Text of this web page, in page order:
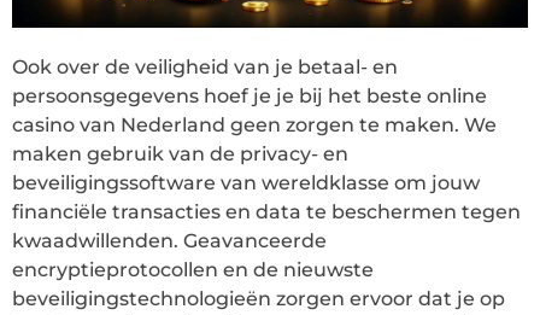
Ook over de veiligheid van je betaal- en
persoonsgegevens hoef je je bij het beste online
casino van Nederland geen zorgen te maken. We
maken gebruik van de privacy- en
beveiligingssoftware van wereldklasse om jouw
financiële transacties en data te beschermen tegen
kwaadwillenden. Geavanceerde
encryptieprotocollen en de nieuwste
beveiligingstechnologieën zorgen ervoor dat je op